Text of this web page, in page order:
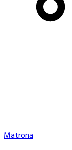
Matrona